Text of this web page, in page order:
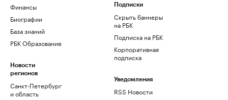
Финансы
Биографии
База знаний
РБК Образование
Новости
регионов
Санкт-Петербург
и область
Подписки
Скрыть баннеры
на РБК
Подписка на РБК
Корпоративная
подписка
Уведомления
RSS Новости